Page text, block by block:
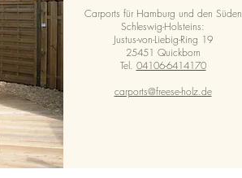
Carports für Hamburg und den Süden
Schleswig-Holsteins:
Justus-von-Liebig-Ring 19
25451 Quickborn
Tel. 04106-6414170
carports@freese-holz.de